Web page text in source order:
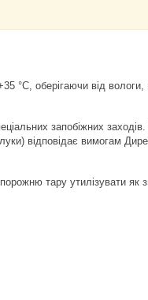
°C, оберігаючи від
запобіжних
відповідає вимогам
тару утилізувати як